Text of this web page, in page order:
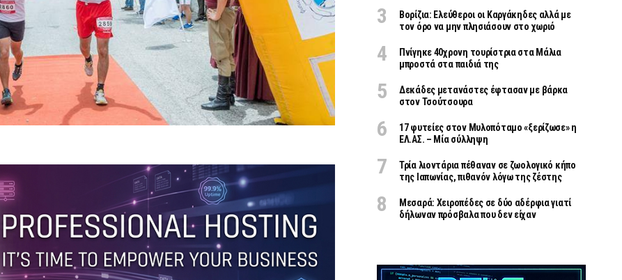
Βορίζια: Ελεύθεροι οι Καργάκηδες αλλά με
τον όρο να μην πλησιάσουν στο χωριό
Πνίγηκε 40χρονη τουρίστρια στα Μάλια
μπροστά στα παιδιά της
Δεκάδες μετανάστες έφτασαν με βάρκα
στον Τσούτσουρα
17 φυτείες στον Μυλοπόταμο «ξερίζωσε» η
ΕΛ.ΑΣ. – Μία σύλληψη
Τρία λιοντάρια πέθαναν σε ζωολογικό κήπο
της Ιαπωνίας, πιθανόν λόγω της ζέστης
Μεσαρά: Χειροπέδες σε δύο αδέρφια γιατί
δήλωναν πρόσβαλα που δεν είχαν